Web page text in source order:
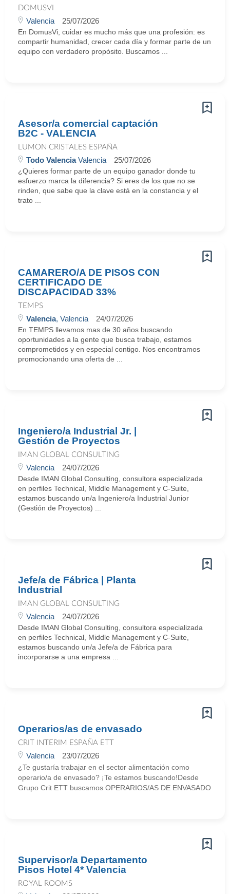
DOMUSVI
Valencia 25/07/2026
En DomusVi, cuidar es mucho más que una profesión: es
compartir humanidad, crecer cada día y formar parte de un
equipo con verdadero propósito. Buscamos ...
Asesor/a comercial captación
B2C - VALENCIA
LUMON CRISTALES ESPAÑA
Todo ValenciaValencia 25/07/2026
¿Quieres formar parte de un equipo ganador donde tu
esfuerzo marca la diferencia? Si eres de los que no se
rinden, que sabe que la clave está en la constancia y el
trato ...
CAMARERO/A DE PISOS CON
CERTIFICADO DE
DISCAPACIDAD 33%
TEMPS
Valencia, Valencia 24/07/2026
En TEMPS llevamos mas de 30 años buscando
oportunidades a la gente que busca trabajo, estamos
comprometidos y en especial contigo. Nos encontramos
promocionando una oferta de ...
Ingeniero/a Industrial Jr. |
Gestión de Proyectos
IMAN GLOBAL CONSULTING
Valencia 24/07/2026
Desde IMAN Global Consulting, consultora especializada
en perfiles Technical, Middle Management y C-Suite,
estamos buscando un/a Ingeniero/a Industrial Junior
(Gestión de Proyectos) ...
Jefe/a de Fábrica | Planta
Industrial
IMAN GLOBAL CONSULTING
Valencia 24/07/2026
Desde IMAN Global Consulting, consultora especializada
en perfiles Technical, Middle Management y C-Suite,
estamos buscando un/a Jefe/a de Fábrica para
incorporarse a una empresa ...
Operarios/as de envasado
CRIT INTERIM ESPAÑA ETT
Valencia 23/07/2026
¿Te gustaría trabajar en el sector alimentación como
operario/a de envasado? ¡Te estamos buscando!Desde
Grupo Crit ETT buscamos OPERARIOS/AS DE ENVASADO
Supervisor/a Departamento
Pisos Hotel 4* Valencia
ROYAL ROOMS